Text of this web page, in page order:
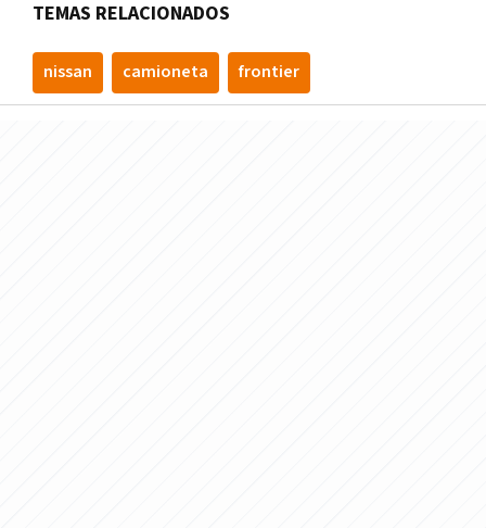
TEMAS RELACIONADOS
nissan camioneta frontier